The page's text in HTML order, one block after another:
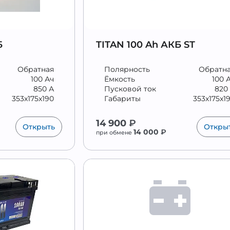
Обратная
100 Ач
850 А
353x175x190
Открыть
TITAN 100 Ah АКБ ST
Полярность
100
Ёмкость
820
Пусковой ток
Габариты
14 900₽
при обмене14 000₽